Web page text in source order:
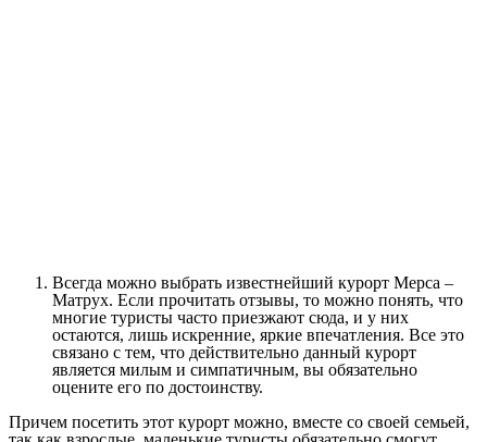
Всегда можно выбрать известнейший курорт Мерса –
Матрух. Если прочитать отзывы, то можно понять, что
многие туристы часто приезжают сюда, и у них
остаются, лишь искренние, яркие впечатления. Все это
связано с тем, что действительно данный курорт
является милым и симпатичным, вы обязательно
оцените его по достоинству.
Причем посетить этот курорт можно, вместе со своей семьей,